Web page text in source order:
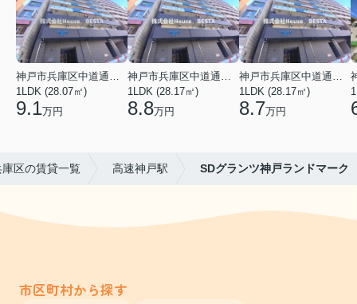
1LDK (28.07㎡)
9.1万円
1LDK (28.17㎡)
8.8万円
1LDK (28.17㎡)
8.7万円
区の賃貸一覧 高速神戸駅 SDグランツ神戸ランドマーク
市区町村から探す